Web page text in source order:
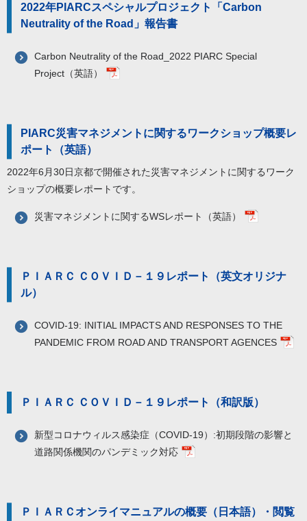
2022年PIARCスペシャルプロジェクト「Carbon
Neutrality of the Road」報告書
Carbon Neutrality of the Road_2022 PIARC Special
Project（英語）
PIARC災害マネジメントに関するワークショップ概要レ
ポート（英語）
2022年6月30日京都で開催された災害マネジメントに関するワーク
ショップの概要レポートです。
災害マネジメントに関するWSレポート（英語）
ＰＩＡＲＣ ＣＯＶＩＤ－１９レポート（英文オリジナ
ル）
COVID-19: INITIAL IMPACTS AND RESPONSES TO THE
PANDEMIC FROM ROAD AND TRANSPORT AGENCES
ＰＩＡＲＣ ＣＯＶＩＤ－１９レポート（和訳版）
新型コロナウィルス感染症（COVID-19）:初期段階の影響と
道路関係機関のパンデミック対応
ＰＩＡＲＣオンライマニュアルの概要（日本語）・閲覧